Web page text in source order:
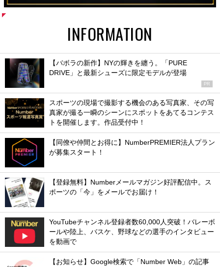
INFORMATION
【バボラの新作】NYの輝きを纏う。「PURE
DRIVE」と最新シューズに限定モデルが登場
PR
スポーツの現場で撮影する機会のある写真家、その写
真家が撮る一瞬のシーンにスポットをあてるコンテス
トを開催します。作品受付中！
【同僚や仲間とお得に】NumberPREMIER法人プラン
が募集スタート！
【登録無料】Numberメールマガジン好評配信中。ス
ポーツの「今」をメールでお届け！
YouTubeチャンネル登録者数60,000人突破！バレーボ
ールや陸上、バスケ、野球などの選手のインタビュー
を動画で
【お知らせ】Google検索で「Number Web」の記事